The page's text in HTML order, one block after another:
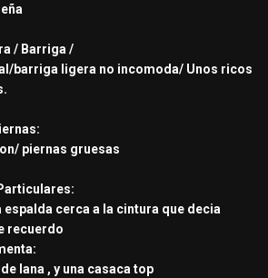
/ Barriga /
barriga ligera no incomoda/ Unos ricos
piernas gruesas
espalda cerca a la cintura que decia
recuerdo
lana , y una casaca top